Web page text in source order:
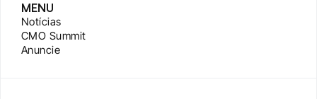
MENU
Notícias
CMO Summit
Anuncie